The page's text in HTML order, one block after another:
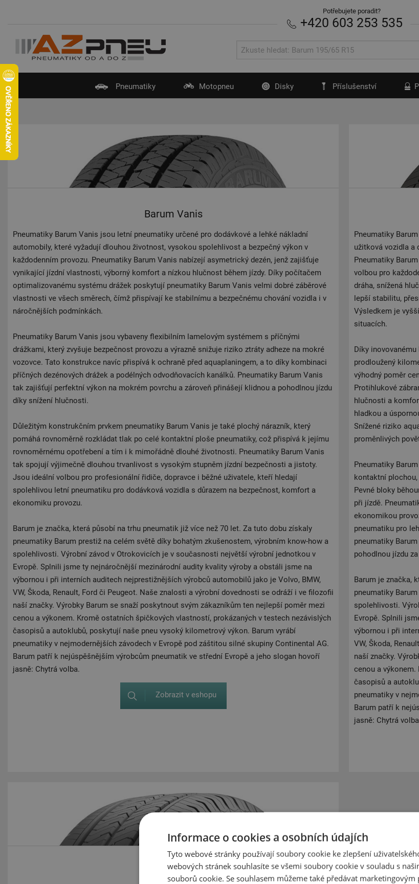
Potřebujete poradit?
+420 603 253 535
Pneumatiky Motopneu Disky Příslušenství
Barum Vanis
Pneumatiky Barum Vanis jsou letní pneumatiky určené pro dodávkové a lehké nákladní
automobily, které vyžadují dlouhou životnost, vysokou spolehlivost a bezpečný výkon v
každodenním provozu. Pneumatiky Barum Vanis nabízejí asymetrický dezén, jenž zajišťuje
vynikající jízdní vlastnosti, výborný komfort a nízkou hlučnost během jízdy. Díky počítačem
optimalizovanému systému drážek poskytují pneumatiky Barum Vanis velmi dobré záběrové
vlastnosti ve všech směrech, čímž přispívají ke stabilnímu a bezpečnému chování vozidla i v
náročnějších podmínkách.
Pneumatiky Barum Vanis jsou vybaveny flexibilním lamelovým systémem s příčnými
drážkami, který zvyšuje bezpečnost provozu a výrazně snižuje riziko ztráty adheze na mokré
vozovce. Tato konstrukce navíc přispívá k ochraně před aquaplaningem, a to díky kombinaci
příčných dezénových drážek a podélných odvodňovacích kanálků. Pneumatiky Barum Vanis
tak zajišťují perfektní výkon na mokrém povrchu a zároveň přinášejí klidnou a pohodlnou jízdu
díky snížení hlučnosti.
Důležitým konstrukčním prvkem pneumatiky Barum Vanis je také plochý nárazník, který
pomáhá rovnoměrně rozkládat tlak po celé kontaktní ploše pneumatiky, což přispívá k jejímu
rovnoměrnému opotřebení a tím i k mimořádně dlouhé životnosti. Pneumatiky Barum Vanis
tak spojují výjimečně dlouhou trvanlivost s vysokým stupněm jízdní bezpečnosti a jistoty.
Jsou ideální volbou pro profesionální řidiče, dopravce i běžné uživatele, kteří hledají
spolehlivou letní pneumatiku pro dodávková vozidla s důrazem na bezpečnost, komfort a
ekonomiku provozu.
Barum je značka, která působí na trhu pneumatik již více než 70 let. Za tuto dobu získaly
pneumatiky Barum prestiž na celém světě díky bohatým zkušenostem, výrobním know-how a
spolehlivosti. Výrobní závod v Otrokovicích je v současnosti největší výrobní jednotkou v
Evropě. Splnili jsme ty nejnáročnější mezinárodní audity kvality výroby a obstáli jsme na
výbornou i při interních auditech nejprestižnějších výrobců automobilů jako je Volvo, BMW,
VW, Škoda, Renault, Ford či Peugeot. Naše znalosti a výrobní dovednosti se odráží i ve filozofii
naší značky. Výrobky Barum se snaží poskytnout svým zákazníkům ten nejlepší poměr mezi
cenou a výkonem. Kromě ostatních špičkových vlastností, prokázaných v testech nezávislých
časopisů a autoklubů, poskytují naše pneu vysoký kilometrový výkon. Barum vyrábí
pneumatiky v nejmodernějších závodech v Evropě pod záštitou silné skupiny Continental AG.
Barum patří k nejúspěšnějším výrobcům pneumatik ve střední Evropě a jeho slogan hovoří
jasně: Chytrá volba.
Zobrazit v eshopu
Pneumatiky
užitková vozidla a
Pneumatiky
volbou pro
dráha, snížená
lepší stabilitu,
Výsledkem je
situacích.
Díky
prodloužený
výhodný poměr
Protihlukové
hlučnosti a
hladkou a
Snížené riziko
proměnlivých
Pneumatiky
kontaktní
Pevné bloky
při jízdě.
ekonomikou
pneumatiku pro
pneumatiky
pohodlnou jízdu
Barum je značka,
pneumatiky
spolehlivosti.
Evropě. Splnili
výbornou i při
VW, Škoda,
naší značky.
cenou a
časopisů a
pneumatiky v
Barum patří k
jasně: Chytrá
Barum Vanis 3
Informace o cookies a osobních údajích
Tyto webové stránky používají soubory cookie ke zlepšení
webových stránek souhlasíte se všemi soubory cookie v souladu s
souborů cookie. Se souhlasem můžeme také předávat